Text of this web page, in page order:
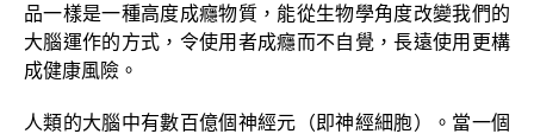
品一樣是一種高度成癮物質，能從生物學角度改變我們的
大腦運作的方式，令使用者成癮而不自覺，長遠使用更構
成健康風險。
人類的大腦中有數百億個神經元（即神經細胞）。當一個